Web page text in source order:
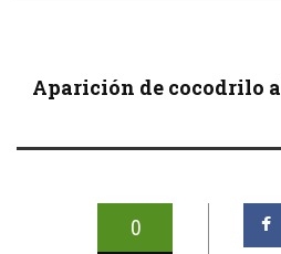
Aparición de cocodrilo
0